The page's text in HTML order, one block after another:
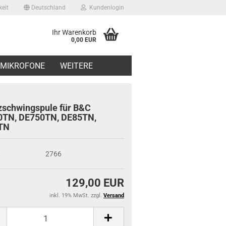
Deutschland Kundenlogin
Ihr Warenkorb
0,00 EUR
MIKROFONE WEITERE
für B&C
DE750TN, DE85TN,
2766
129,00 EUR
inkl. 19% MwSt. zzgl. Versand